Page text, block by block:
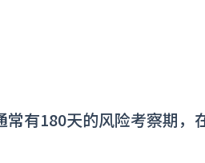
有180天的风险考察期，